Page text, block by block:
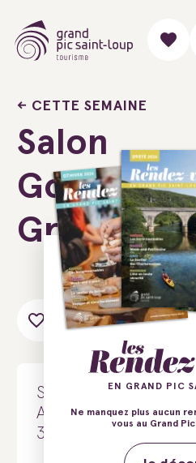
CETTE SEMAINE
Salon
Gras
Ajouter au carnet de
Salle des Crouzets
Avenue de
34820 Assas
EN GRAND PIC
Ne manquez plus aucun
vous au Grand